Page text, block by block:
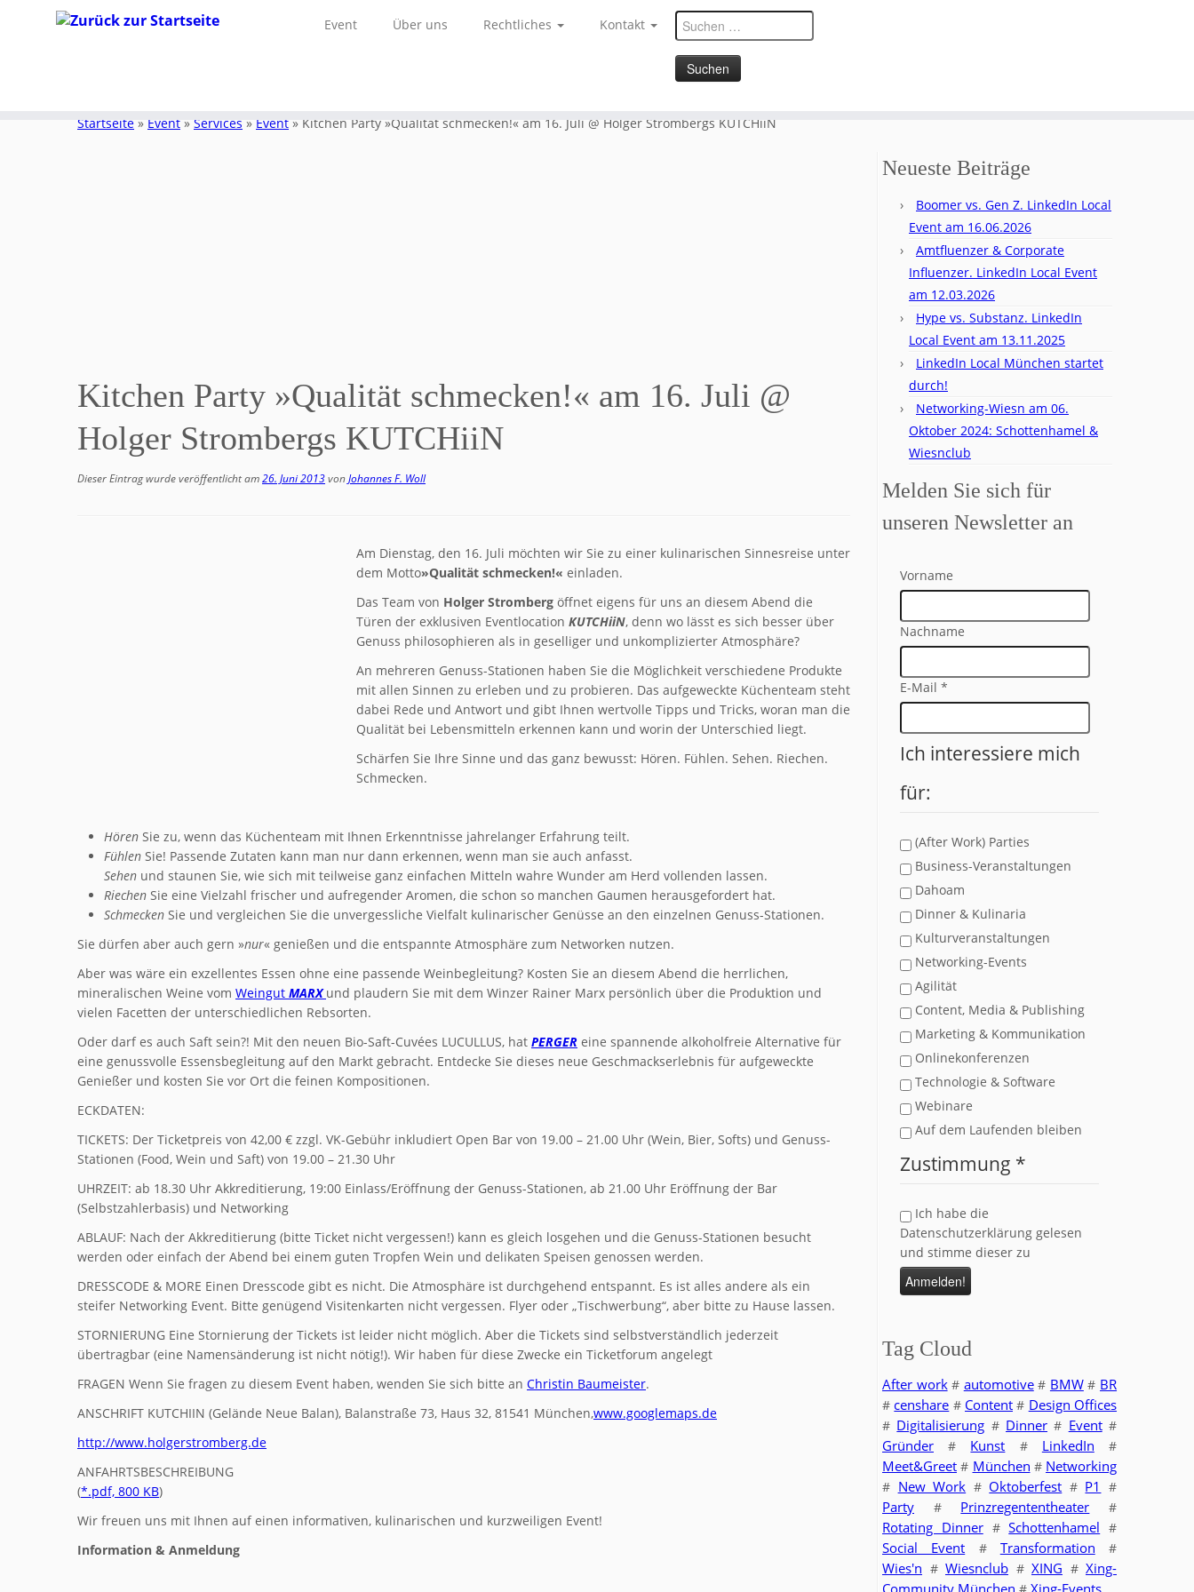
Event Über uns Rechtliches Kontakt
Suchen
nach:
Startseite » Event » Services » Event » Kitchen Party »Qualität schmecken!« am 16. Juli @ Holger Strombergs KUTCHiiN
Kitchen Party »Qualität schmecken!« am 16. Juli @
Holger Strombergs KUTCHiiN
Dieser Eintrag wurde veröffentlicht am26. Juni 2013vonJohannes F. Woll
Am Dienstag, den 16. Juli möchten wir Sie zu einer kulinarischen Sinnesreise unter
dem Motto»Qualität schmecken!« einladen.
Das Team von Holger Stromberg öffnet eigens für uns an diesem Abend die
Türen der exklusiven Eventlocation KUTCHiiN, denn wo lässt es sich besser über
Genuss philosophieren als in geselliger und unkomplizierter Atmosphäre?
An mehreren Genuss-Stationen haben Sie die Möglichkeit verschiedene Produkte
mit allen Sinnen zu erleben und zu probieren. Das aufgeweckte Küchenteam steht
dabei Rede und Antwort und gibt Ihnen wertvolle Tipps und Tricks, woran man die
Qualität bei Lebensmitteln erkennen kann und worin der Unterschied liegt.
Schärfen Sie Ihre Sinne und das ganz bewusst: Hören. Fühlen. Sehen. Riechen.
Schmecken.
Hören Sie zu, wenn das Küchenteam mit Ihnen Erkenntnisse jahrelanger Erfahrung teilt.
Fühlen Sie! Passende Zutaten kann man nur dann erkennen, wenn man sie auch anfasst.
Sehen und staunen Sie, wie sich mit teilweise ganz einfachen Mitteln wahre Wunder am Herd vollenden lassen.
Riechen Sie eine Vielzahl frischer und aufregender Aromen, die schon so manchen Gaumen herausgefordert hat.
Schmecken Sie und vergleichen Sie die unvergessliche Vielfalt kulinarischer Genüsse an den einzelnen Genuss-Stationen.
Sie dürfen aber auch gern »nur« genießen und die entspannte Atmosphäre zum Networken nutzen.
Aber was wäre ein exzellentes Essen ohne eine passende Weinbegleitung? Kosten Sie an diesem Abend die herrlichen,
mineralischen Weine vom Weingut MARX und plaudern Sie mit dem Winzer Rainer Marx persönlich über die Produktion und
vielen Facetten der unterschiedlichen Rebsorten.
Oder darf es auch Saft sein?! Mit den neuen Bio-Saft-Cuvées LUCULLUS, hat PERGER eine spannende alkoholfreie Alternative für
eine genussvolle Essensbegleitung auf den Markt gebracht. Entdecke Sie dieses neue Geschmackserlebnis für aufgeweckte
Genießer und kosten Sie vor Ort die feinen Kompositionen.
ECKDATEN:
TICKETS: Der Ticketpreis von 42,00 € zzgl. VK-Gebühr inkludiert Open Bar von 19.00 – 21.00 Uhr (Wein, Bier, Softs) und Genuss-
Stationen (Food, Wein und Saft) von 19.00 – 21.30 Uhr
UHRZEIT: ab 18.30 Uhr Akkreditierung, 19:00 Einlass/Eröffnung der Genuss-Stationen, ab 21.00 Uhr Eröffnung der Bar
(Selbstzahlerbasis) und Networking
ABLAUF: Nach der Akkreditierung (bitte Ticket nicht vergessen!) kann es gleich losgehen und die Genuss-Stationen besucht
werden oder einfach der Abend bei einem guten Tropfen Wein und delikaten Speisen genossen werden.
DRESSCODE & MORE Einen Dresscode gibt es nicht. Die Atmosphäre ist durchgehend entspannt. Es ist alles andere als ein
steifer Networking Event. Bitte genügend Visitenkarten nicht vergessen. Flyer oder „Tischwerbung“, aber bitte zu Hause lassen.
STORNIERUNG Eine Stornierung der Tickets ist leider nicht möglich. Aber die Tickets sind selbstverständlich jederzeit
übertragbar (eine Namensänderung ist nicht nötig!). Wir haben für diese Zwecke ein Ticketforum angelegt
FRAGEN Wenn Sie fragen zu diesem Event haben, wenden Sie sich bitte an Christin Baumeister.
ANSCHRIFT KUTCHIIN (Gelände Neue Balan), Balanstraße 73, Haus 32, 81541 München,www.googlemaps.de
http://www.holgerstromberg.de
ANFAHRTSBESCHREIBUNG
(*.pdf, 800 KB)
Wir freuen uns mit Ihnen auf einen informativen, kulinarischen und kurzweiligen Event!
Information & Anmeldung
Neueste Beiträge
Boomer vs. Gen Z. LinkedIn Local
Event am 16.06.2026
Amtfluenzer & Corporate
Influenzer. LinkedIn Local Event
am 12.03.2026
Hype vs. Substanz. LinkedIn
Local Event am 13.11.2025
LinkedIn Local München startet
durch!
Networking-Wiesn am 06.
Oktober 2024: Schottenhamel &
Wiesnclub
Melden Sie sich für
unseren Newsletter an
Vorname
Nachname
E-Mail *
Ich interessiere mich
für:
(After Work) Parties
Business-Veranstaltungen
Dahoam
Dinner & Kulinaria
Kulturveranstaltungen
Networking-Events
Agilität
Content, Media & Publishing
Marketing & Kommunikation
Onlinekonferenzen
Technologie & Software
Webinare
Auf dem Laufenden bleiben
Zustimmung *
Ich habe die
Datenschutzerklärung gelesen
und stimme dieser zu
Tag Cloud
After work# automotive# BMW# BR
# censhare # Content # Design Offices
# Digitalisierung # Dinner # Event#
Gründer # Kunst # LinkedIn #
Meet&Greet # München # Networking
# New Work # Oktoberfest # P1 #
Party # Prinzregententheater #
Rotating Dinner#Schottenhamel #
Social Event # Transformation #
Wies'n # Wiesnclub # XING # Xing-
Community München
Xing-Events